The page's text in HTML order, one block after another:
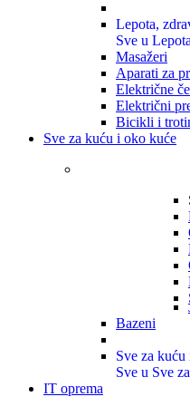
Lepota,
Sve u
Masažeri
Aparati za
Električne
Električni
Bicikli i
Sve za kuću i oko kuće
Bazeni
Sve za
Sve u Sve
IT oprema